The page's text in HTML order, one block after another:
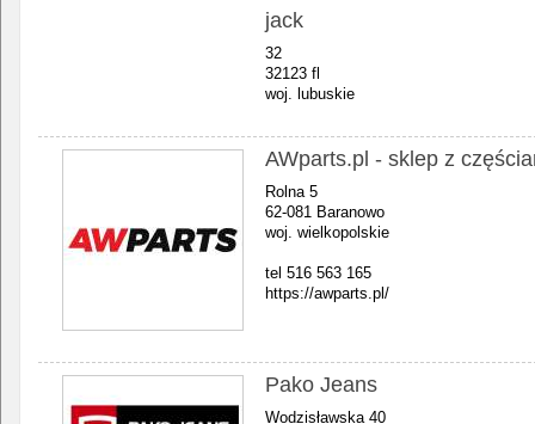
jack
32
32123 fl
woj. lubuskie
AWparts.pl - sklep z
Rolna 5
62-081 Baranowo
woj. wielkopolskie
tel 516 563 165
https://awparts.pl/
Pako Jeans
Wodzisławska 40